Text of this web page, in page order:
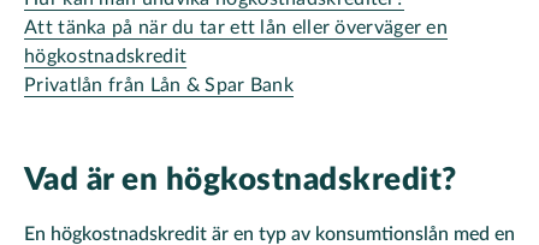
Att tänka på när du tar ett lån eller överväger en
högkostnadskredit
Privatlån från Lån & Spar Bank
Vad är en högkostnadskredit?
En högkostnadskredit är en typ av konsumtionslån med en